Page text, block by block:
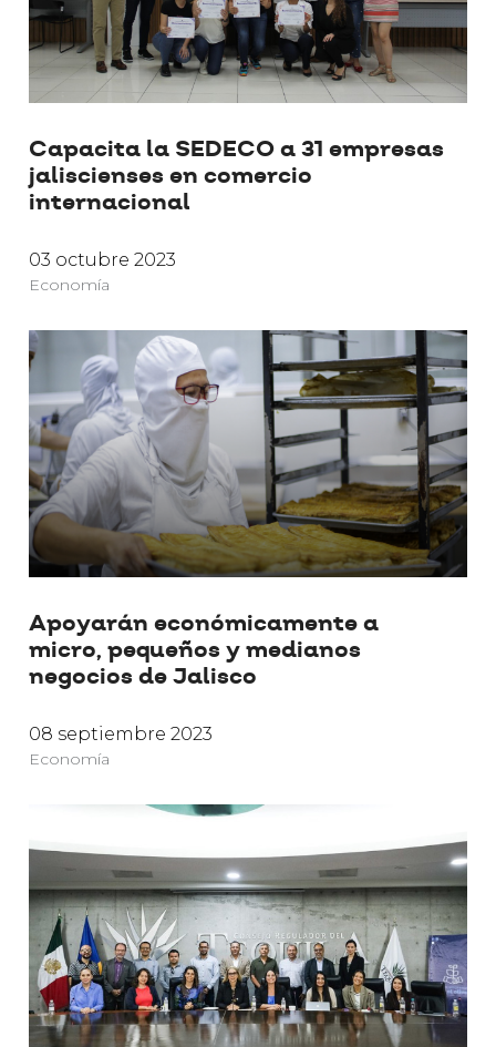
Capacita la SEDECO a 31 empresas
jaliscienses en comercio
internacional
03 octubre 2023
Economía
Apoyarán económicamente a
micro, pequeños y medianos
negocios de Jalisco
08 septiembre 2023
Economía